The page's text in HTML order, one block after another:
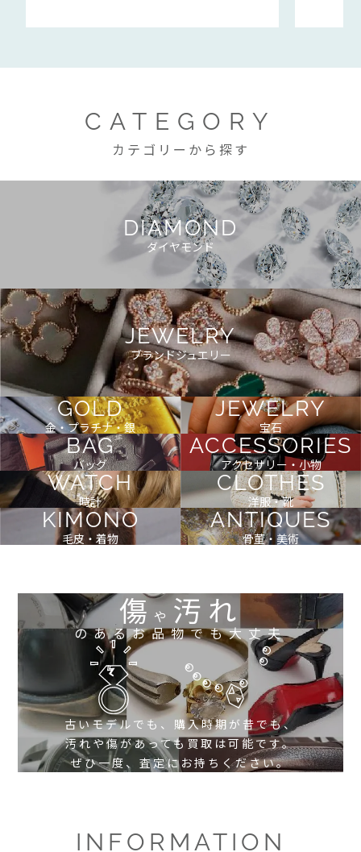
CATEGORY
カテゴリーから探す
DIAMOND
ダイヤモンド
JEWELRY
ブランドジュエリー
GOLD
金・プラチナ・銀
JEWELRY
宝石
BAG
バッグ
ACCESSORIES
アクセサリー・小物
WATCH
時計
CLOTHES
洋服・靴
KIMONO
毛皮・着物
ANTIQUES
骨董・美術
傷や 汚れ
のあるお品物でも大丈夫
古いモデルでも、購入時期が昔でも、
汚れや傷があっても買取は可能です。
ぜひ一度、査定にお持ちください。
INFORMATION